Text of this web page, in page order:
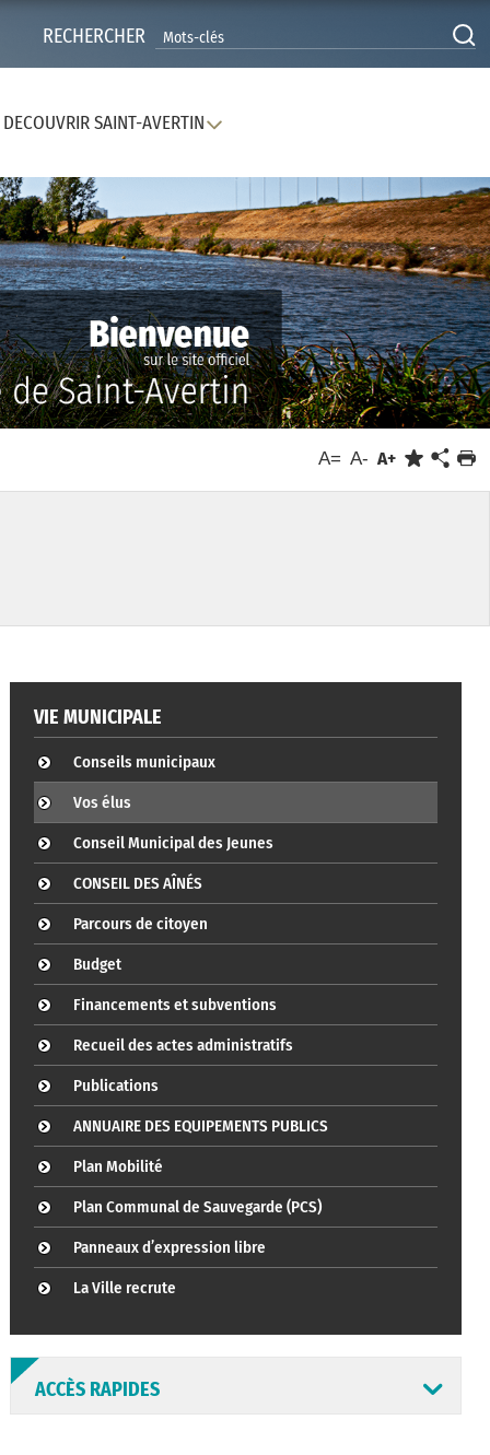
RECHERCHER
DECOUVRIR SAINT-AVERTIN
A= A- A+
VIE MUNICIPALE
Conseils municipaux
Vos élus
Conseil Municipal des Jeunes
CONSEIL DES AÎNÉS
Parcours de citoyen
Budget
Financements et subventions
Recueil des actes administratifs
Publications
ANNUAIRE DES EQUIPEMENTS PUBLICS
Plan Mobilité
Plan Communal de Sauvegarde (PCS)
Panneaux d’expression libre
La Ville recrute
ACCÈS RAPIDES